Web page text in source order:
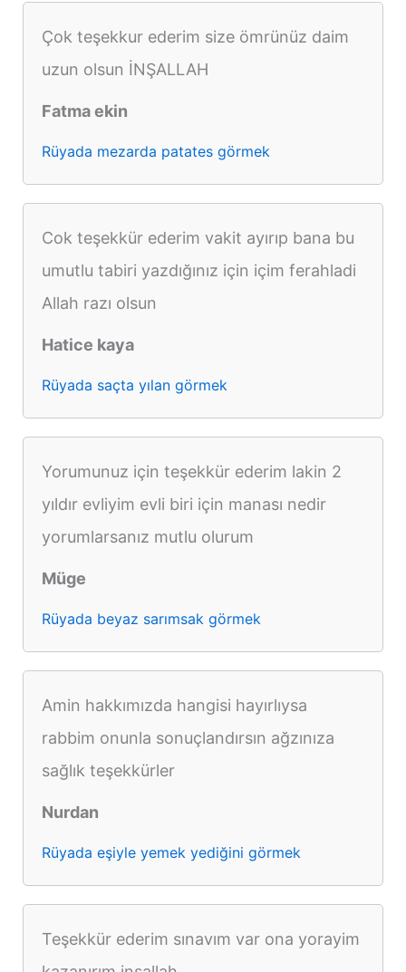
Çok teşekkur ederim size ömrünüz daim
uzun olsun İNŞALLAH
Fatma ekin
Rüyada mezarda patates görmek
Cok teşekkür ederim vakit ayırıp bana bu
umutlu tabiri yazdığınız için içim ferahladi
Allah razı olsun
Hatice kaya
Rüyada saçta yılan görmek
Yorumunuz için teşekkür ederim lakin 2
yıldır evliyim evli biri için manası nedir
yorumlarsanız mutlu olurum
Müge
Rüyada beyaz sarımsak görmek
Amin hakkımızda hangisi hayırlıysa
rabbim onunla sonuçlandırsın ağzınıza
sağlık teşekkürler
Nurdan
Rüyada eşiyle yemek yediğini görmek
Teşekkür ederim sınavım var ona yorayim